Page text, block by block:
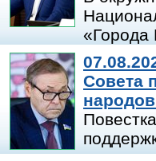
«Города
Совета